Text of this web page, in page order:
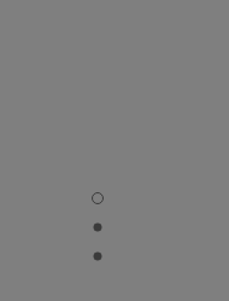
ROUGE ALLURE
ROUGE ALLURE
ROUGE ALLURE